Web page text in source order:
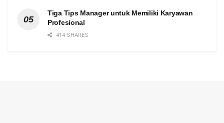
Tiga Tips Manager untuk Memiliki Karyawan
Profesional
414 SHARES